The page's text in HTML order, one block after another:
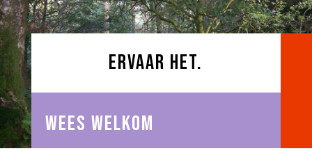
ERVAAR HET.
wees welkom